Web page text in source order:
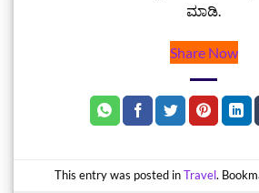
ಮಾಡಿ.
Share Now
This entry was posted inTravel.